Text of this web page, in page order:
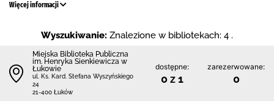
Więcej informacji
Wyszukiwanie: Znalezione w bibliotekach: 4 .
Miejska Biblioteka Publiczna
im. Henryka Sienkiewicza w
Łukowie
ul. Ks. Kard. Stefana Wyszyńskiego
24
21-400 Łuków
dostępne:
0 z 1
zarezerwowane:
0